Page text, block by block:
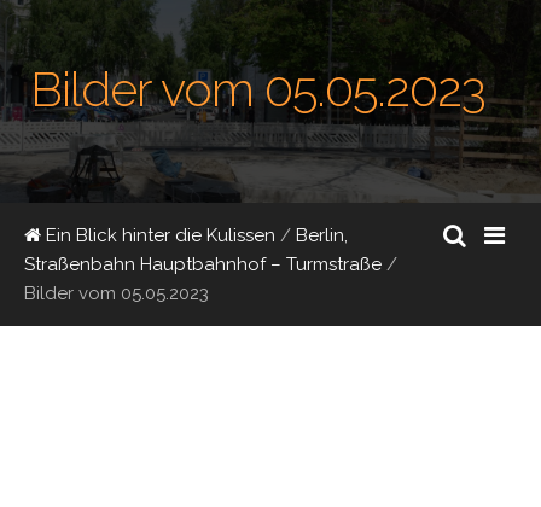
Bilder vom 05.05.2023
Ein Blick hinter die Kulissen / Berlin,
Straßenbahn Hauptbahnhof – Turmstraße /
Bilder vom 05.05.2023